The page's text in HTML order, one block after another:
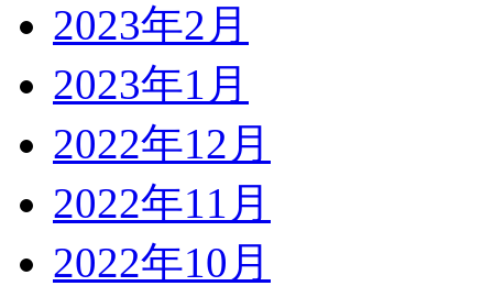
2023年2月
2023年1月
2022年12月
2022年11月
2022年10月